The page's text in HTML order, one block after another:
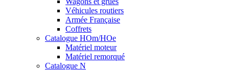
Véhicules routiers
Armée Française
Coffrets
Catalogue HOm/HOe
Matériel moteur
Matériel remorqué
Catalogue N